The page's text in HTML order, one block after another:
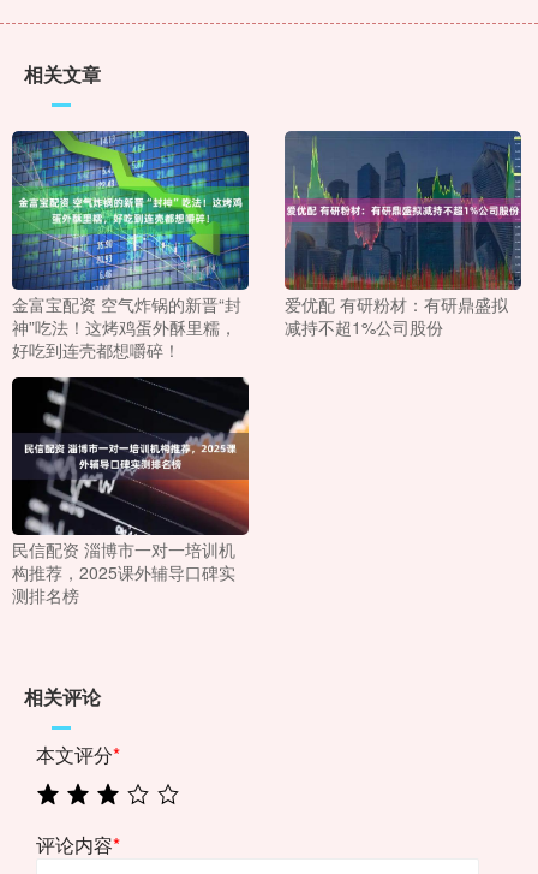
相关文章
金富宝配资 空气炸锅的新晋“封
神”吃法！这烤鸡蛋外酥里糯，
好吃到连壳都想嚼碎！
爱优配 有研粉材：有研鼎盛拟
减持不超1%公司股份
民信配资 淄博市一对一培训机
构推荐，2025课外辅导口碑实
测排名榜
相关评论
本文评分*
评论内容*